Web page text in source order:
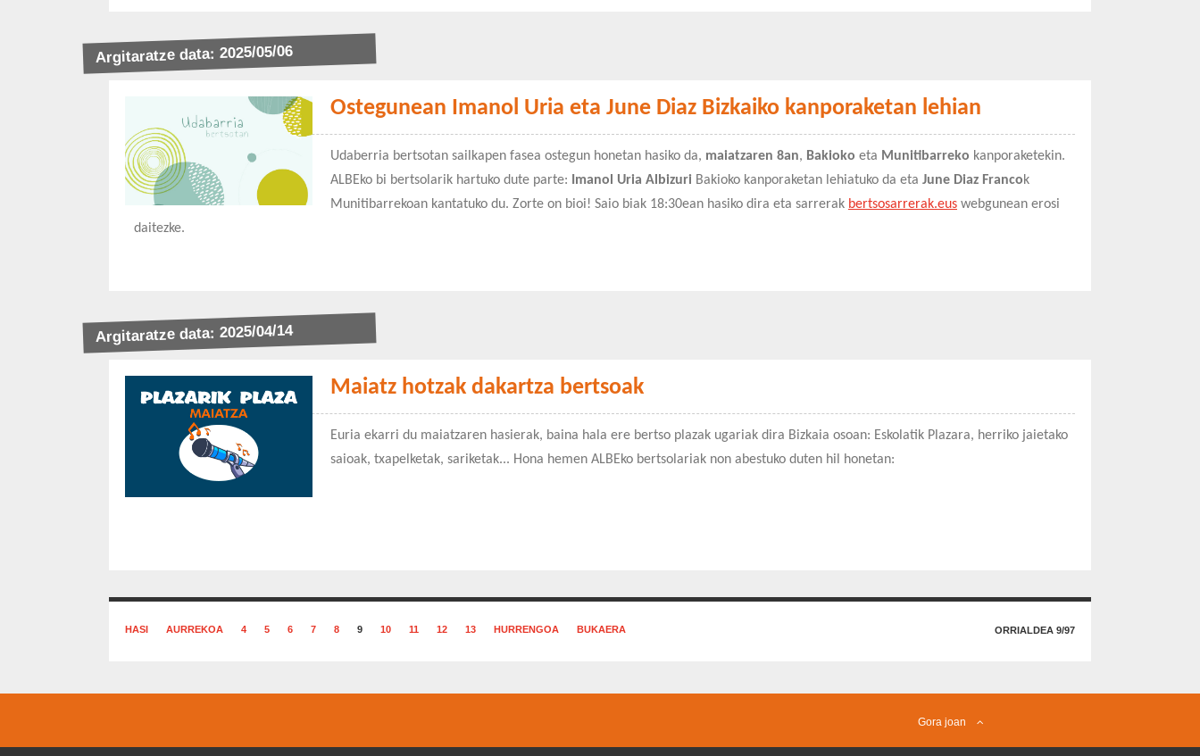
Argitaratze data: 2025/05/06
Ostegunean Imanol Uria eta June Diaz Bizkaiko kanporaketan lehian
Udaberria bertsotan sailkapen fasea ostegun honetan hasiko da, maiatzaren 8an, Bakioko eta Munitibarreko kanporaketekin.
ALBEko bi bertsolarik hartuko dute parte:
Imanol Uria Albizuri Bakioko kanporaketan lehiatuko da eta June Diaz Francok
Munitibarrekoan kantatuko du. Zorte on bioi! Saio biak 18:30ean hasiko dira eta sarrerak bertsosarrerak.eus webgunean erosi
daitezke.
Argitaratze data: 2025/04/14
Maiatz hotzak dakartza bertsoak
Euria ekarri du maiatzaren hasierak, baina hala ere bertso plazak ugariak dira Bizkaia osoan: Eskolatik Plazara, herriko jaietako
saioak, txapelketak, sariketak... Hona hemen ALBEko bertsolariak non abestuko duten hil honetan:
ORRIALDEA 9/97
HASI AURREKOA 4 5 6 7 8 9 10 11 12 13 HURRENGOA BUKAERA
Gora joan